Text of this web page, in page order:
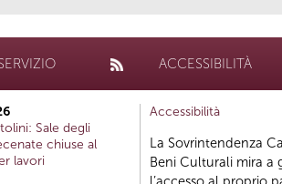
Sale degli
chiuse al
lavori
ACCESSIBILITÀ
Accessibilità
La Sovrintendenza
Beni Culturali mira a